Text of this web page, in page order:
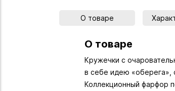
О товаре
О товаре
Кружечки с
в себе идею «оберега»,
Коллекционный фарфор